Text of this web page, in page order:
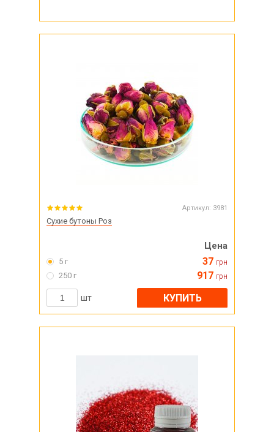
Артикул: 3981
Сухие бутоны Роз
Цена
5 г 37 грн
250 г 917 грн
шт КУПИТЬ